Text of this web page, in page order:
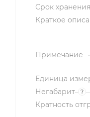
Срок хранения
Краткое
Примечание
Единица
Негабарит
?
Кратность